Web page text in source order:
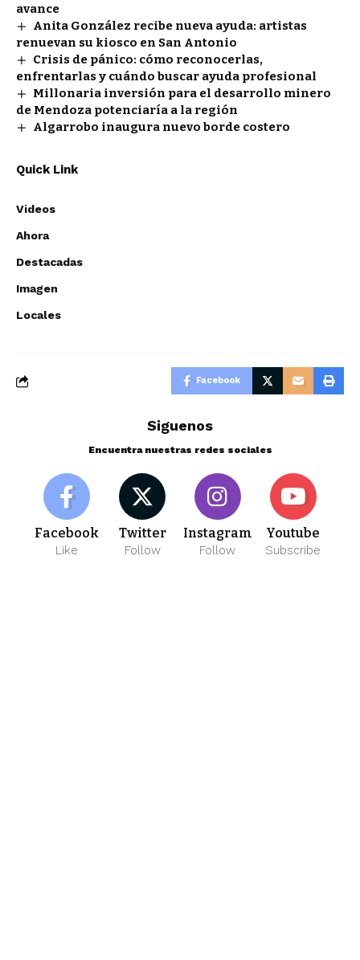
avance
Anita González recibe nueva ayuda: artistas
renuevan su kiosco en San Antonio
Crisis de pánico: cómo reconocerlas,
enfrentarlas y cuándo buscar ayuda profesional
Millonaria inversión para el desarrollo minero
de Mendoza potenciaría a la región
Algarrobo inaugura nuevo borde costero
Quick Link
Videos
Ahora
Destacadas
Imagen
Locales
Facebook
Siguenos
Encuentra nuestras redes sociales
Facebook
Like
Twitter
Follow
Instagram
Follow
Youtube
Subscribe